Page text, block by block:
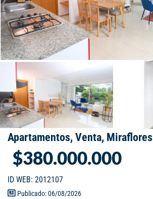
Apartamentos, Venta, Miraflores
$380.000.000
ID WEB: 2012107
Publicado: 06/08/2026